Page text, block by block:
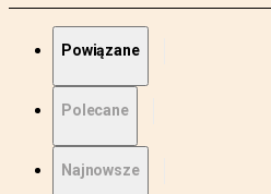
Powiązane
Polecane
Najnowsze